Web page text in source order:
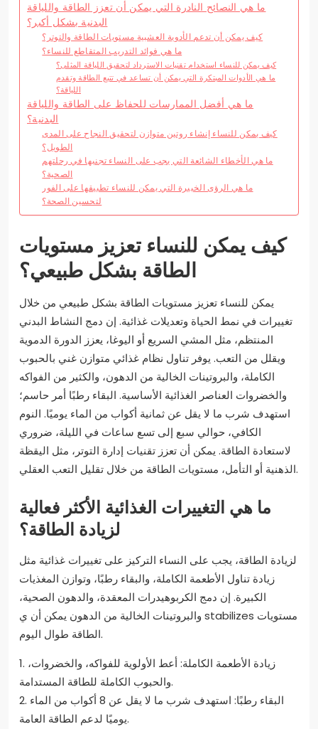
ما هي النصائح النادرة التي يمكن أن تعزز الطاقة واللياقة
البدنية بشكل أكبر؟
كيف يمكن أن تدعم الأدوية العشبية مستويات الطاقة والتوتر؟
ما هي فوائد التدريب المتقاطع للنساء؟
كيف يمكن للنساء استخدام تقنيات الاسترداد لتحقيق اللياقة المثلى؟
ما هي الأدوات المبتكرة التي يمكن أن تساعد في تتبع الطاقة وتقدم
اللياقة؟
ما هي أفضل الممارسات للحفاظ على الطاقة واللياقة
البدنية؟
كيف يمكن للنساء إنشاء روتين متوازن لتحقيق النجاح على المدى
الطويل؟
ما هي الأخطاء الشائعة التي يجب على النساء تجنبها في رحلتهم
الصحية؟
ما هي الرؤى الخبيرة التي يمكن للنساء تطبيقها على الفور
لتحسين الصحة؟
كيف يمكن للنساء تعزيز مستويات
الطاقة بشكل طبيعي؟
يمكن للنساء تعزيز مستويات الطاقة بشكل طبيعي من خلال
تغييرات في نمط الحياة وتعديلات غذائية. إن دمج النشاط البدني
المنتظم، مثل المشي السريع أو اليوغا، يعزز الدورة الدموية
ويقلل من التعب. يوفر تناول نظام غذائي متوازن غني بالحبوب
الكاملة، والبروتينات الخالية من الدهون، والكثير من الفواكه
والخضروات العناصر الغذائية الأساسية. البقاء رطبًا أمر حاسم؛
استهدف شرب ما لا يقل عن ثمانية أكواب من الماء يوميًا. النوم
الكافي، حوالي سبع إلى تسع ساعات في الليلة، ضروري
لاستعادة الطاقة. يمكن أن تعزز تقنيات إدارة التوتر، مثل اليقظة
الذهنية أو التأمل، مستويات الطاقة من خلال تقليل التعب العقلي.
ما هي التغييرات الغذائية الأكثر فعالية
لزيادة الطاقة؟
لزيادة الطاقة، يجب على النساء التركيز على تغييرات غذائية مثل
زيادة تناول الأطعمة الكاملة، والبقاء رطبًا، وتوازن المغذيات
الكبيرة. إن دمج الكربوهيدرات المعقدة، والدهون الصحية،
والبروتينات الخالية من الدهون يمكن أن ي stabilizes مستويات
الطاقة طوال اليوم.
1. زيادة الأطعمة الكاملة: أعط الأولوية للفواكه، والخضروات،
والحبوب الكاملة للطاقة المستدامة.
2. البقاء رطبًا: استهدف شرب ما لا يقل عن 8 أكواب من الماء
يوميًا لدعم الطاقة العامة.